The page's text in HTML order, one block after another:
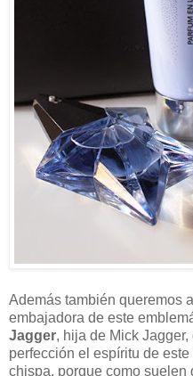
Además también queremos
embajadora de este
Jagger, hija de Mick
perfección el espíritu de
chispa, porque como suelen